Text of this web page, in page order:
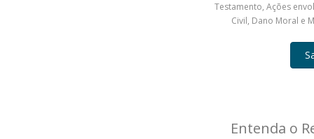
Testamento, Ações
Civil, Dano Moral e
Entenda o